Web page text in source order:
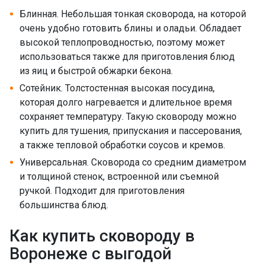
Блинная. Небольшая тонкая сковорода, на которой
очень удобно готовить блины и оладьи. Обладает
высокой теплопроводностью, поэтому может
использоваться также для приготовления блюд
из яиц и быстрой обжарки бекона.
Сотейник. Толстостенная высокая посудина,
которая долго нагревается и длительное время
сохраняет температуру. Такую сковороду можно
купить для тушения, припускания и пассерования,
а также тепловой обработки соусов и кремов.
Универсальная. Сковорода со средним диаметром
и толщиной стенок, встроенной или съемной
ручкой. Подходит для приготовления
большинства блюд.
Как купить сковороду в
Воронеже с выгодой